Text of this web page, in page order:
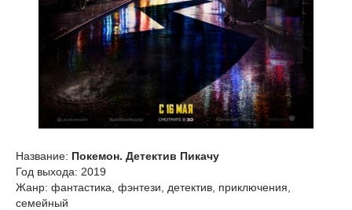
Название: Покемон. Детектив Пикачу
Год выхода: 2019
Жанр: фантастика, фэнтези, детектив, приключения,
семейный